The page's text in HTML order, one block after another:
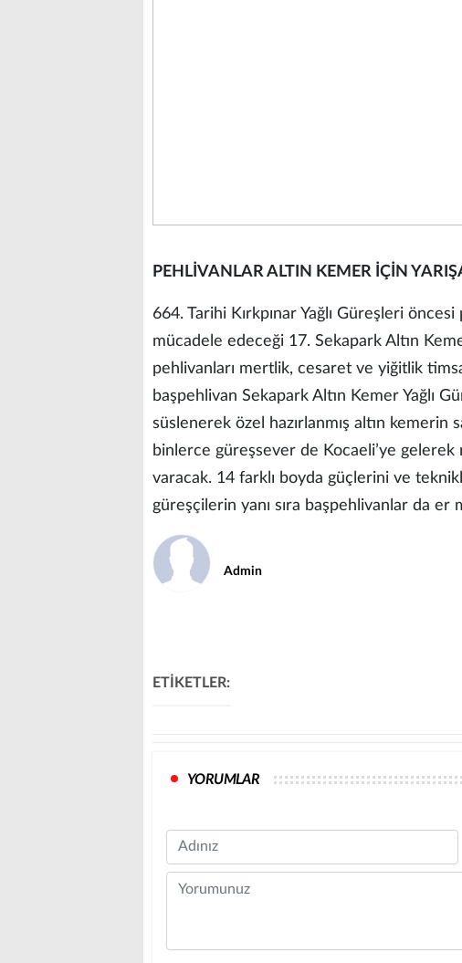
PEHLİVANLAR ALTIN KEMER İÇİN
664. Tarihi Kırkpınar Yağlı Güreşleri öncesi
mücadele edeceği 17. Sekapark Altın
pehlivanları mertlik, cesaret ve yiğitlik
başpehlivan Sekapark Altın Kemer Yağlı
süslenerek özel hazırlanmış altın kemerin
binlerce güreşsever de Kocaeli’ye
varacak. 14 farklı boyda güçlerini ve
güreşçilerin yanı sıra başpehlivanlar da er
Admin
ETİKETLER:
YORUMLAR
Name
Comment